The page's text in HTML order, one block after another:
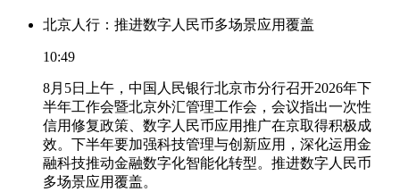
北京人行：推进数字人民币多场景应用覆盖
10:49
8月5日上午，中国人民银行北京市分行召开2026年下
半年工作会暨北京外汇管理工作会，会议指出一次性
信用修复政策、数字人民币应用推广在京取得积极成
效。下半年要加强科技管理与创新应用，深化运用金
融科技推动金融数字化智能化转型。推进数字人民币
多场景应用覆盖。